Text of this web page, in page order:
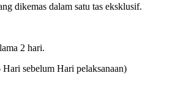
dikemas dalam satu tas eksklusif.
2 hari.
sebelum Hari pelaksanaan)